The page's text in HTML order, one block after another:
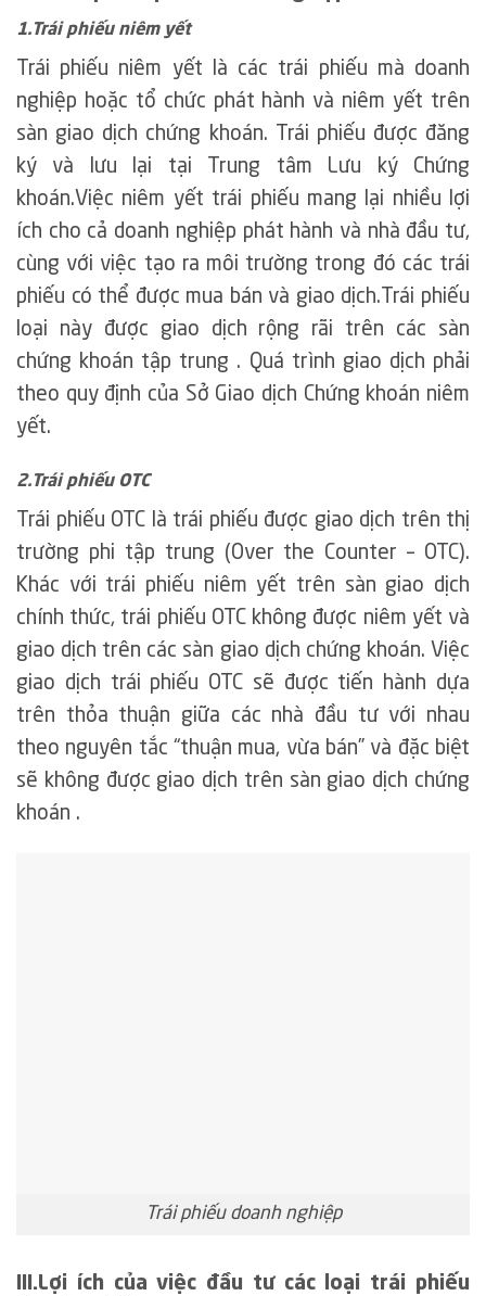
1.Trái phiếu niêm yết
Trái phiếu niêm yết là các trái phiếu mà doanh
nghiệp hoặc tổ chức phát hành và niêm yết trên
sàn giao dịch chứng khoán. Trái phiếu được đăng
ký và lưu lại tại Trung tâm Lưu ký Chứng
khoán.Việc niêm yết trái phiếu mang lại nhiều lợi
ích cho cả doanh nghiệp phát hành và nhà đầu tư,
cùng với việc tạo ra môi trường trong đó các trái
phiếu có thể được mua bán và giao dịch.Trái phiếu
loại này được giao dịch rộng rãi trên các sàn
chứng khoán tập trung . Quá trình giao dịch phải
theo quy định của Sở Giao dịch Chứng khoán niêm
yết.
2.Trái phiếu OTC
Trái phiếu OTC là trái phiếu được giao dịch trên thị
trường phi tập trung (Over the Counter – OTC).
Khác với trái phiếu niêm yết trên sàn giao dịch
chính thức, trái phiếu OTC không được niêm yết và
giao dịch trên các sàn giao dịch chứng khoán. Việc
giao dịch trái phiếu OTC sẽ được tiến hành dựa
trên thỏa thuận giữa các nhà đầu tư với nhau
theo nguyên tắc “thuận mua, vừa bán” và đặc biệt
sẽ không được giao dịch trên sàn giao dịch chứng
khoán .
Trái phiếu doanh nghiệp
III.Lợi ích của việc đầu tư các loại trái phiếu